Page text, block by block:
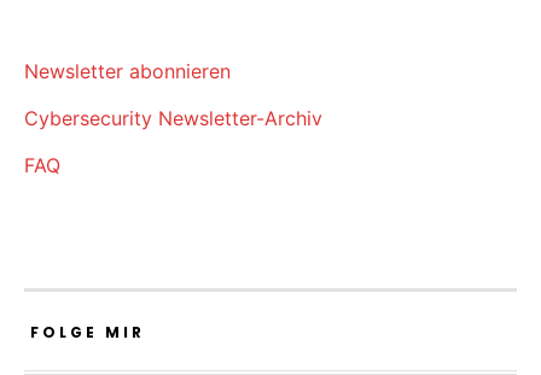
Newsletter abonnieren
Cybersecurity Newsletter-Archiv
FAQ
FOLGE MIR